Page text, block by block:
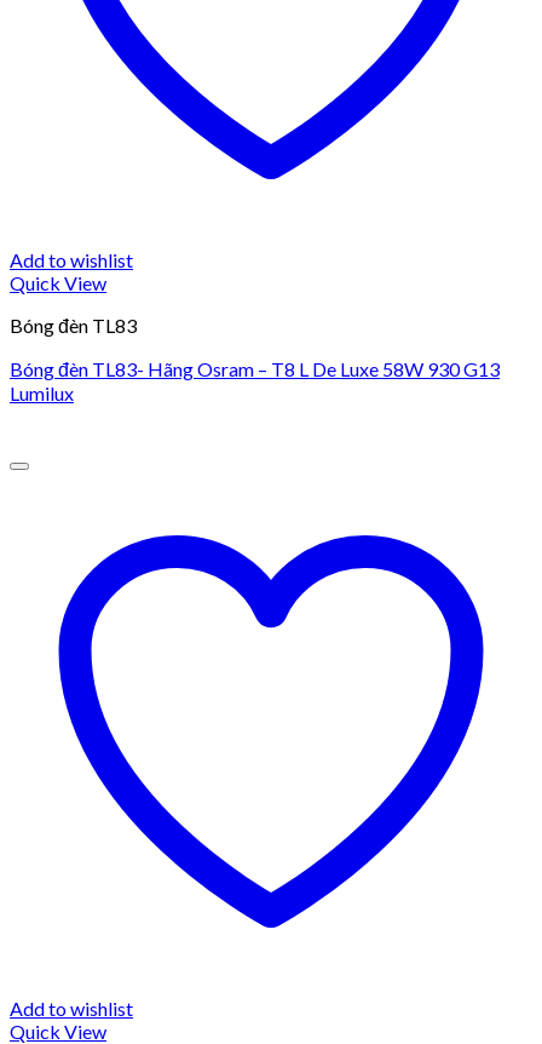
Add to wishlist
Quick View
Bóng đèn TL83
Bóng đèn TL83- Hãng Osram – T8 L De Luxe 58W 930 G13
Lumilux
Add to wishlist
Quick View